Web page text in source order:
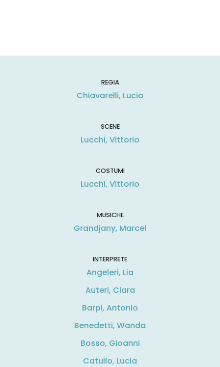
REGIA
Chiavarelli, Lucio
SCENE
Lucchi, Vittorio
COSTUMI
Lucchi, Vittorio
MUSICHE
Grandjany, Marcel
INTERPRETE
Angeleri, Lia
Auteri, Clara
Barpi, Antonio
Benedetti, Wanda
Bosso, Gioanni
Catullo, Lucia